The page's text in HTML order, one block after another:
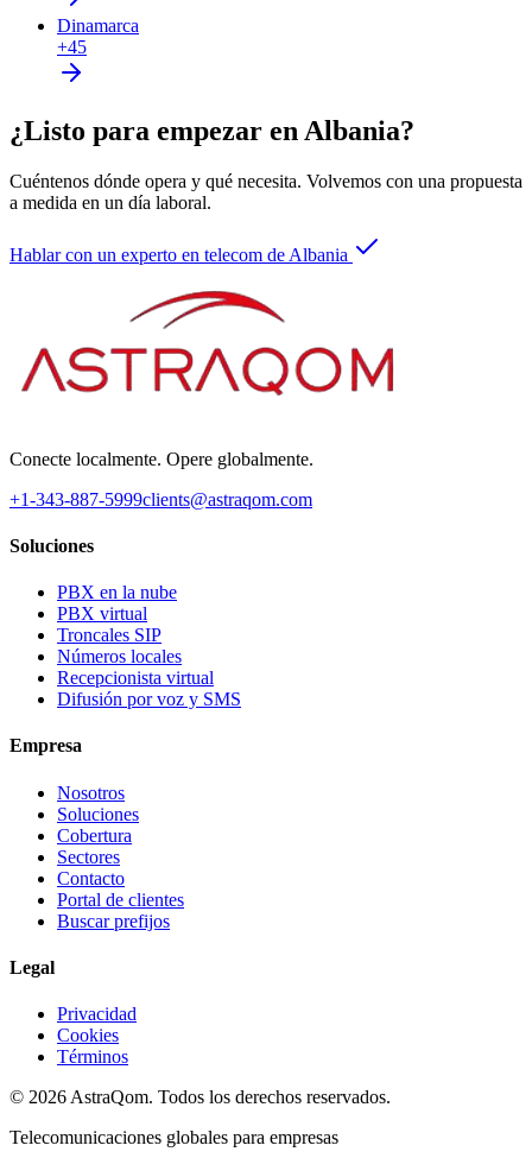
Dinamarca
+45
¿Listo para empezar en Albania?
Cuéntenos dónde opera y qué necesita. Volvemos con una propuesta
a medida en un día laboral.
Hablar con un experto en telecom de Albania
Conecte localmente. Opere globalmente.
+1-343-887-5999clients@astraqom.com
Soluciones
PBX en la nube
PBX virtual
Troncales SIP
Números locales
Recepcionista virtual
Difusión por voz y SMS
Empresa
Nosotros
Soluciones
Cobertura
Sectores
Contacto
Portal de clientes
Buscar prefijos
Legal
Privacidad
Cookies
Términos
© 2026 AstraQom. Todos los derechos reservados.
Telecomunicaciones globales para empresas